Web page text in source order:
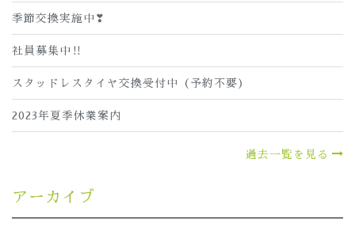
季節交換実施中❣
社員募集中‼
スタッドレスタイヤ交換受付中（予約不要）
2023年夏季休業案内
過去一覧を見る
アーカイブ